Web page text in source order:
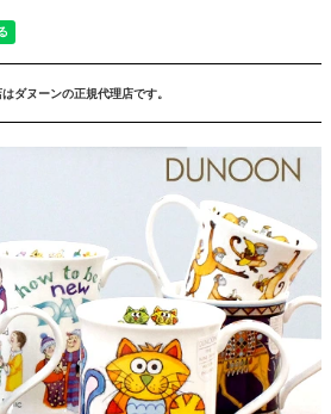
ダヌーンの正規代理店です。